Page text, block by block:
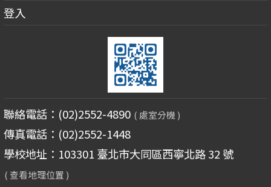
登入
聯絡電話：(02)2552-4890 ( 處室分機 )
傳真電話：(02)2552-1448
學校地址：103301 臺北市大同區西寧北路 32 號
( 查看地理位置 )